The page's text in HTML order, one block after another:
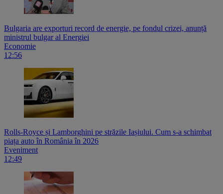
Bulgaria are exporturi record de energie, pe fondul crizei, anunță
ministrul bulgar al Energiei
Economie
12:56
Rolls-Royce și Lamborghini pe străzile Iașiului. Cum s-a schimbat
piața auto în România în 2026
Eveniment
12:49